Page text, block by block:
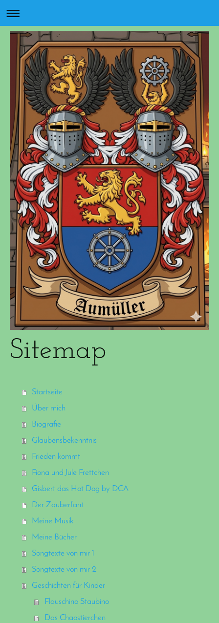
Sitemap
Startseite
Über mich
Biografie
Glaubensbekenntnis
Frieden kommt
Fiona und Jule Frettchen
Gisbert das Hot Dog by DCA
Der Zauberfant
Meine Musik
Meine Bücher
Songtexte von mir 1
Songtexte von mir 2
Geschichten für Kinder
Flauschino Staubino
Das Chaostierchen